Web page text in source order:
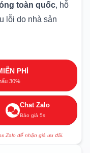
toàn quốc, hỗ
lỗi do nhà sản
PHÍ
30%
Chat Zalo
Báo giá 5s
Zalo để nhận giá ưu đãi.